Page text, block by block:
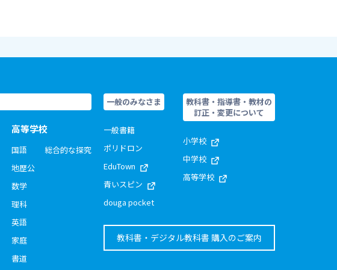
高等学校
国語
地歴公
数学
理科
英語
家庭
書道
総合的な探究
一般のみなさま
一般書籍
ポリドロン
EduTown
青いスピン
douga pocket
教科書・指導書・教材の
訂正・変更について
小学校
中学校
高等学校
教科書・デジタル教科書 購入のご案内